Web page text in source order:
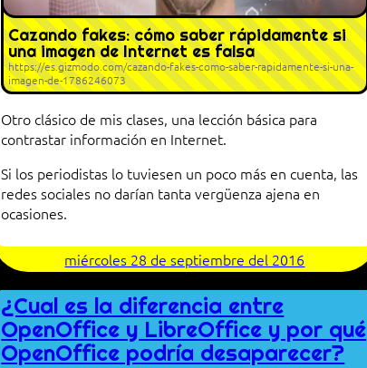
Cazando fakes: cómo saber rápidamente si
una imagen de Internet es falsa
https://es.gizmodo.com/cazando-fakes-como-saber-rapidamente-si-una-
imagen-de-1786246073
Otro clásico de mis clases, una lección básica para
contrastar información en Internet.
Si los periodistas lo tuviesen un poco más en cuenta, las
redes sociales no darían tanta vergüenza ajena en
ocasiones.
miércoles 28 de septiembre del 2016
¿Cual es la diferencia entre
OpenOffice y LibreOffice y por qué
OpenOffice podría desaparecer?